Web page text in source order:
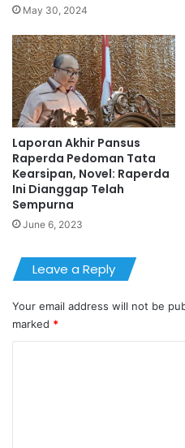
May 30, 2024
Laporan Akhir Pansus
Raperda Pedoman Tata
Kearsipan, Novel: Raperda
Ini Dianggap Telah
Sempurna
June 6, 2023
Leave a Reply
Your email address will not be
marked *